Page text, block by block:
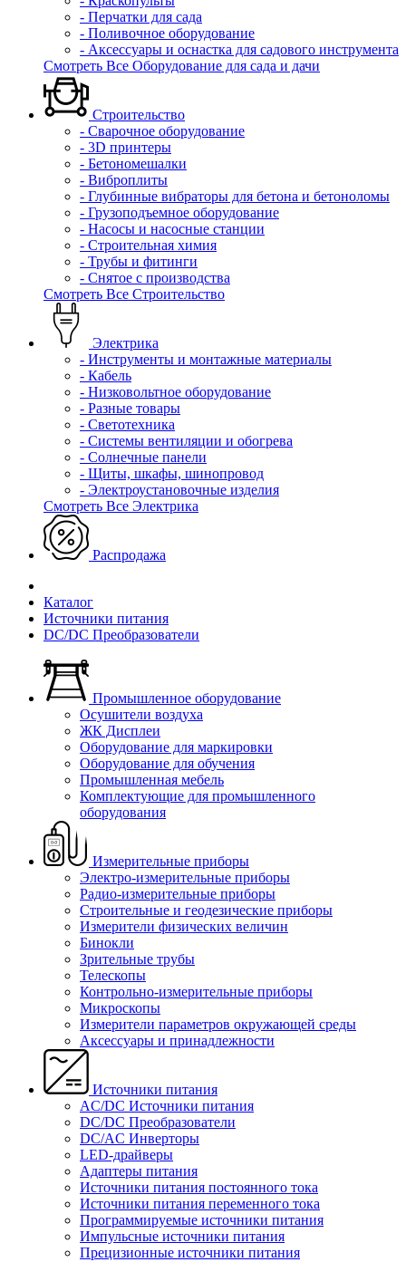
- Перчатки для сада
- Поливочное оборудование
- Аксессуары и оснастка для садового инструмента
Смотреть Все Оборудование для сада и дачи
Строительство
- Сварочное оборудование
- 3D принтеры
- Бетономешалки
- Виброплиты
- Глубинные вибраторы для бетона и бетоноломы
- Грузоподъемное оборудование
- Насосы и насосные станции
- Строительная химия
- Трубы и фитинги
- Снятое с производства
Смотреть Все Строительство
Электрика
- Инструменты и монтажные материалы
- Кабель
- Низковольтное оборудование
- Разные товары
- Светотехника
- Системы вентиляции и обогрева
- Солнечные панели
- Щиты, шкафы, шинопровод
- Электроустановочные изделия
Смотреть Все Электрика
Распродажа
Каталог
Источники питания
DC/DC Преобразователи
Промышленное оборудование
Осушители воздуха
ЖК Дисплеи
Оборудование для маркировки
Оборудование для обучения
Промышленная мебель
Комплектующие для промышленного
оборудования
Измерительные приборы
Электро-измерительные приборы
Радио-измерительные приборы
Строительные и геодезические приборы
Измерители физических величин
Бинокли
Зрительные трубы
Телескопы
Контрольно-измерительные приборы
Микроскопы
Измерители параметров окружающей среды
Аксессуары и принадлежности
Источники питания
AC/DC Источники питания
DC/DC Преобразователи
DC/AC Инверторы
LED-драйверы
Адаптеры питания
Источники питания постоянного тока
Источники питания переменного тока
Программируемые источники питания
Импульсные источники питания
Прецизионные источники питания